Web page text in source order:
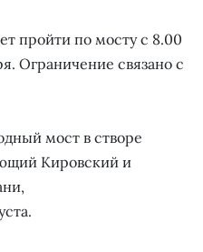
пройти по мосту с 8.00
Ограничение связано с
мост в створе
Кировский и